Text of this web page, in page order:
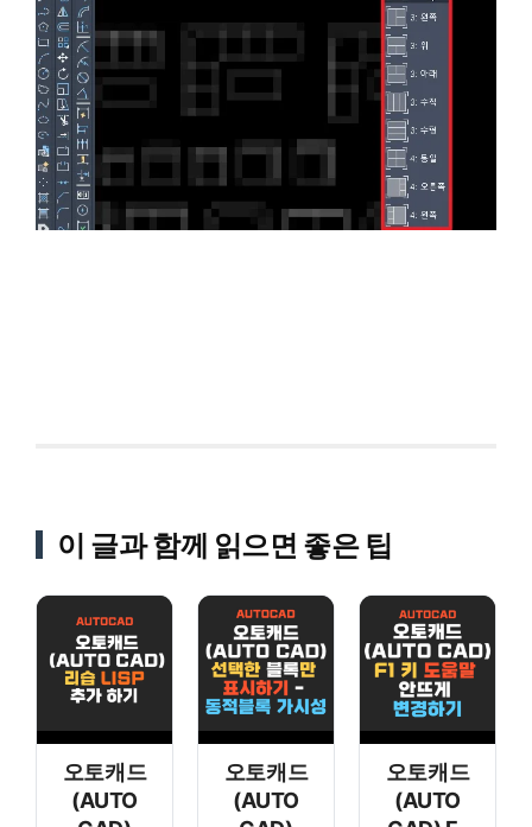
이 글과 함께 읽으면 좋은 팁
오토캐드
(AUTO
오토캐드
(AUTO
오토캐드
(AUTO